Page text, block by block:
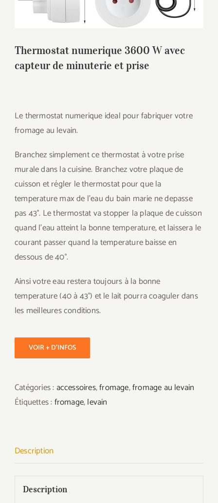
Thermostat numerique 3600 W avec
capteur de minuterie et prise
Le thermostat numerique ideal pour fabriquer votre
fromage au levain.
Branchez simplement ce thermostat à votre prise
murale dans la cuisine. Branchez votre plaque de
cuisson et régler le thermostat pour que la
temperature max de l’eau du bain marie ne depasse
pas 43°. Le thermostat va stopper la plaque de cuisson
quand l’eau atteint la bonne temperature, et laissera le
courant passer quand la temperature baisse en
dessous de 40°.
Ainsi votre eau restera toujours à la bonne
temperature (40 à 43°) et le lait pourra coaguler dans
les meilleures conditions.
VOIR + D'INFOS
Catégories : accessoires,fromage,fromage au levain
Étiquettes :fromage,levain
Description
Description